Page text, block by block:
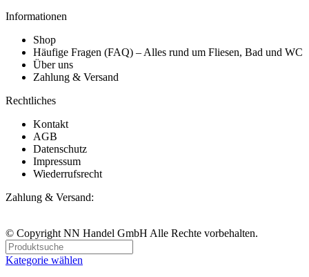
Informationen
Shop
Häufige Fragen (FAQ) – Alles rund um Fliesen, Bad und WC
Über uns
Zahlung & Versand
Rechtliches
Kontakt
AGB
Datenschutz
Impressum
Wiederrufsrecht
Zahlung & Versand:
© Copyright NN Handel GmbH Alle Rechte vorbehalten.
Kategorie wählen